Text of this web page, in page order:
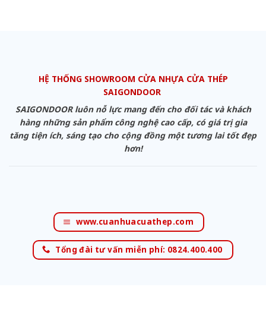
HỆ THỐNG SHOWROOM CỬA NHỰA CỬA THÉP
SAIGONDOOR
SAIGONDOOR luôn nỗ lực mang đến cho đối tác và khách
hàng những sản phẩm công nghệ cao cấp, có giá trị gia
tăng tiện ích, sáng tạo cho cộng đồng một tương lai tốt đẹp
hơn!
www.cuanhuacuathep.com
Tổng đài tư vấn miễn phí: 0824.400.400